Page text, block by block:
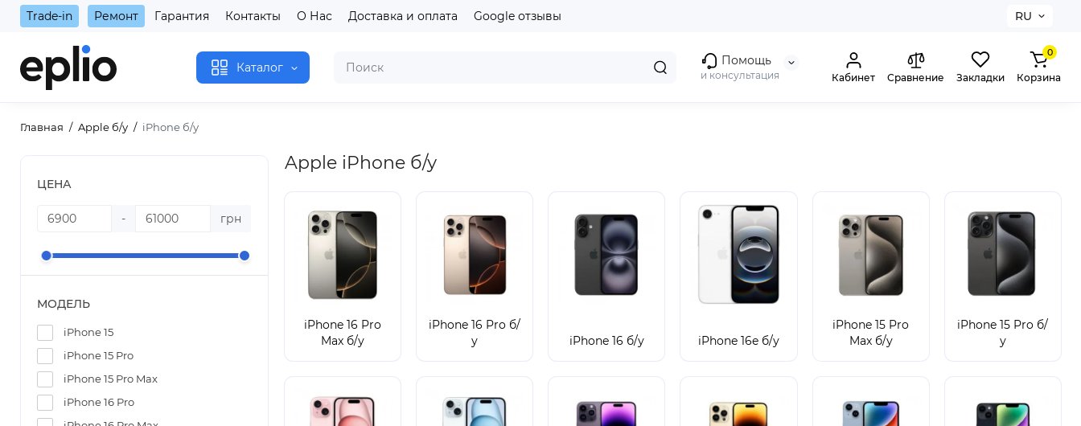
Trade-in Ремонт Гарантия Контакты О Нас Доставка и оплата Google отзывы RU
Каталог Помощь
и консультация Кабинет Сравнение Закладки
0
Корзина
Главная Apple б/у iPhone б/у
ЦЕНА
- грн
МОДЕЛЬ
iPhone 15
iPhone 15 Pro
iPhone 15 Pro Max
iPhone 16 Pro
Apple iPhone б/у
iPhone 16 Pro
Max б/у
iPhone 16 Pro б/
у
iPhone 16 б/у iPhone 16e б/у
iPhone 15 Pro
Max б/у
iPhone 15 Pro б/
у